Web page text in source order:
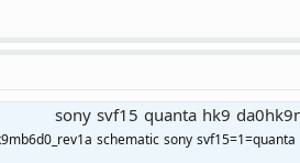
sony svf15 quanta hk9
schematic sony